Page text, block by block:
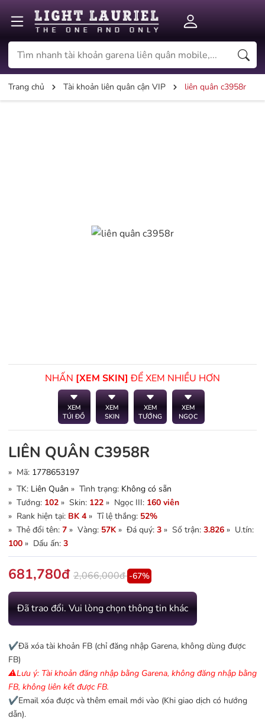
Trang chủ Tài khoản liên quân cận VIP liên quân c3958r
NHẤN [XEM SKIN] ĐỂ XEM NHIỀU HƠN
XEM
TÚI ĐỒ
XEM
SKIN
XEM
TƯỚNG
XEM
NGỌC
LIÊN QUÂN C3958R
» Mã: 1778653197
» TK: Liên Quân » Tình trạng: Không có sẵn
» Tướng: 102 » Skin: 122 » Ngọc III: 160 viên
» Rank hiện tại: BK 4 » Tỉ lệ thắng: 52%
» Thẻ đổi tên: 7 » Vàng: 57K » Đá quý: 3 » Số trận: 3.826 » U.tín:
100 » Dấu ấn: 3
681,780đ 2,066,000đ -67%
Đã trao đổi. Vui lòng chọn thông tin khác
✔️Đã xóa tài khoản FB (chỉ đăng nhập Garena, không dùng được
FB)
⚠️Lưu ý: Tài khoản đăng nhập bằng Garena, không đăng nhập bằng
FB, không liên kết được FB.
✔️Email xóa được và thêm email mới vào (Khi giao dịch có hướng
dẫn).